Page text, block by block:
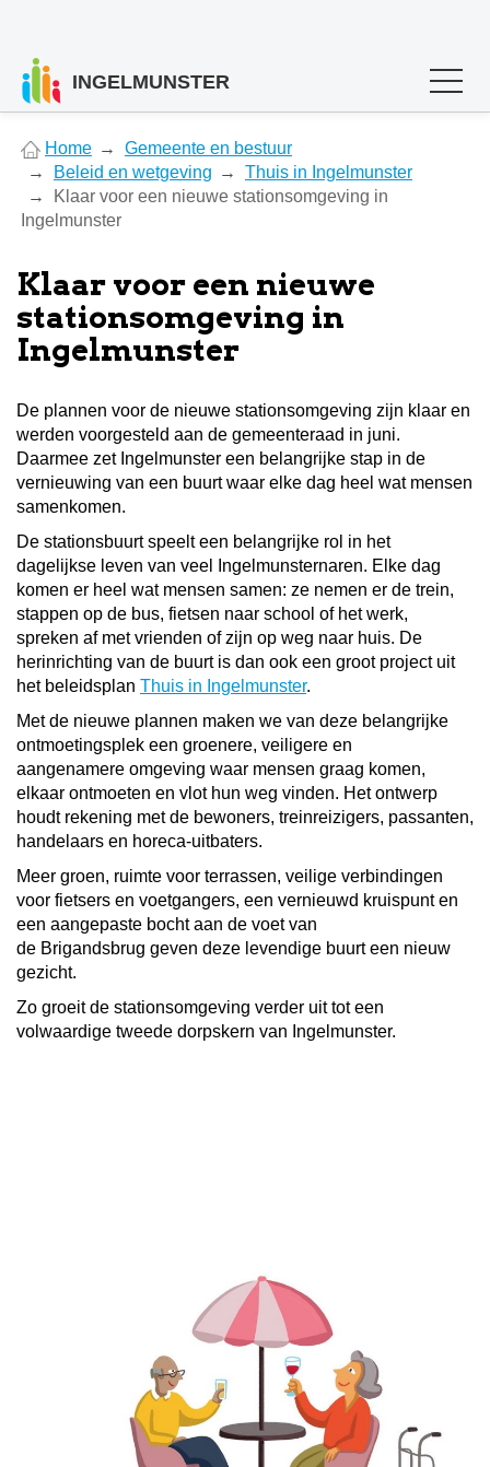
INGELMUNSTER
are
here
Home
Gemeente en bestuur
Beleid en wetgeving
Thuis in Ingelmunster
Klaar voor een nieuwe stationsomgeving in
Ingelmunster
Klaar voor een nieuwe
stationsomgeving in
Ingelmunster
De plannen voor de nieuwe stationsomgeving zijn klaar en
werden voorgesteld aan de gemeenteraad in juni.
Daarmee zet Ingelmunster een belangrijke stap in de
vernieuwing van een buurt waar elke dag heel wat mensen
samenkomen.
De stationsbuurt speelt een belangrijke rol in het
dagelijkse leven van veel Ingelmunsternaren. Elke dag
komen er heel wat mensen samen: ze nemen er de trein,
stappen op de bus, fietsen naar school of het werk,
spreken af met vrienden of zijn op weg naar huis. De
herinrichting van de buurt is dan ook een groot project uit
het beleidsplan Thuis in Ingelmunster.
Met de nieuwe plannen maken we van deze belangrijke
ontmoetingsplek een groenere, veiligere en
aangenamere omgeving waar mensen graag komen,
elkaar ontmoeten en vlot hun weg vinden. Het ontwerp
houdt rekening met de bewoners, treinreizigers, passanten,
handelaars en horeca-uitbaters.
Meer groen, ruimte voor terrassen, veilige verbindingen
voor fietsers en voetgangers, een vernieuwd kruispunt en
een aangepaste bocht aan de voet van
de Brigandsbrug geven deze levendige buurt een nieuw
gezicht.
Zo groeit de stationsomgeving verder uit tot een
volwaardige tweede dorpskern van Ingelmunster.